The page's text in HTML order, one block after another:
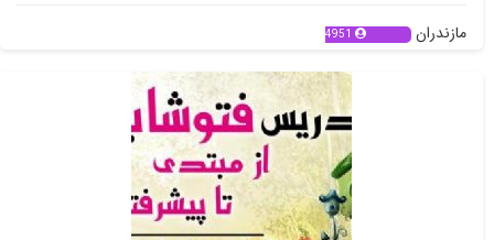
مازندران 4951